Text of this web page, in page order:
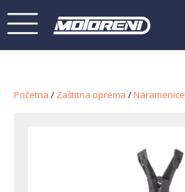
Početna / Zaštitna oprema /Naramenice